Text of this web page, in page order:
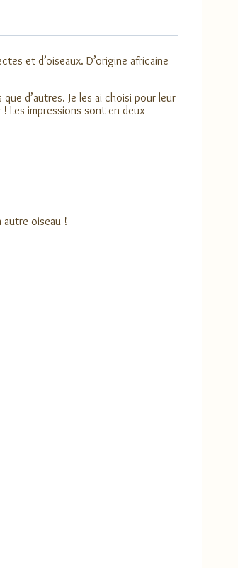
et d’oiseaux. D’origine africaine
d’autres. Je les ai choisi pour leur
Les impressions sont en deux
autre oiseau !